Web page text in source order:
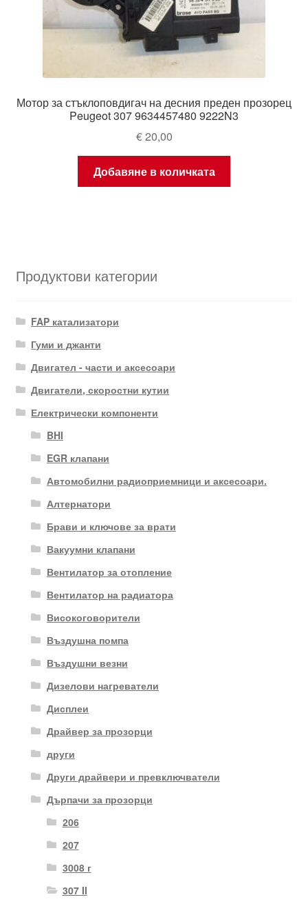
Мотор за стъклоповдигач на десния преден прозорец
Peugeot 307 9634457480 9222N3
€20,00
Добавяне в количката
Продуктови категории
FAP катализатори
Гуми и джанти
Двигател - части и аксесоари
Двигатели, скоростни кутии
Електрически компоненти
BHI
EGR клапани
Автомобилни радиоприемници и аксесоари.
Алтернатори
Брави и ключове за врати
Вакуумни клапани
Вентилатор за отопление
Вентилатор на радиатора
Високоговорители
Въздушна помпа
Въздушни везни
Дизелови нагреватели
Дисплеи
Драйвер за прозорци
други
Други драйвери и превключватели
Дърпачи за прозорци
206
207
3008 г
307 II